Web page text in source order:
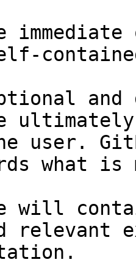
and
user.
what
will
relevant